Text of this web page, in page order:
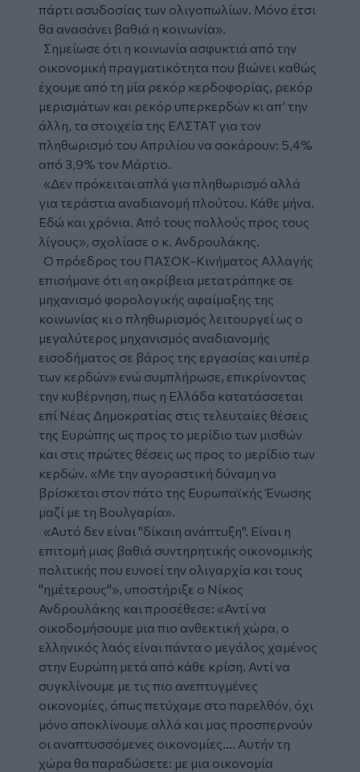
πάρτι ασυδοσίας των ολιγοπωλίων. Μόνο έτσι
θα ανασάνει βαθιά η κοινωνία».
Σημείωσε ότι η κοινωνία ασφυκτιά από την
οικονομική πραγματικότητα που βιώνει καθώς
έχουμε από τη μία ρεκόρ κερδοφορίας, ρεκόρ
μερισμάτων και ρεκόρ υπερκερδών κι απ’ την
άλλη, τα στοιχεία της ΕΛΣΤΑΤ για τον
πληθωρισμό του Απριλίου να σοκάρουν: 5,4%
από 3,9% τον Μάρτιο.
«Δεν πρόκειται απλά για πληθωρισμό αλλά
για τεράστια αναδιανομή πλούτου. Κάθε μήνα.
Εδώ και χρόνια. Από τους πολλούς προς τους
λίγους», σχολίασε ο κ. Ανδρουλάκης.
Ο πρόεδρος του ΠΑΣΟΚ-Κινήματος Αλλαγής
επισήμανε ότι «η ακρίβεια μετατράπηκε σε
μηχανισμό φορολογικής αφαίμαξης της
κοινωνίας κι ο πληθωρισμός λειτουργεί ως ο
μεγαλύτερος μηχανισμός αναδιανομής
εισοδήματος σε βάρος της εργασίας και υπέρ
των κερδών» ενώ συμπλήρωσε, επικρίνοντας
την κυβέρνηση, πως η Ελλάδα κατατάσσεται
επί Νέας Δημοκρατίας στις τελευταίες θέσεις
της Ευρώπης ως προς το μερίδιο των μισθών
και στις πρώτες θέσεις ως προς το μερίδιο των
κερδών. «Με την αγοραστική δύναμη να
βρίσκεται στον πάτο της Ευρωπαϊκής Ένωσης
μαζί με τη Βουλγαρία».
«Αυτό δεν είναι "δίκαιη ανάπτυξη". Είναι η
επιτομή μιας βαθιά συντηρητικής οικονομικής
πολιτικής που ευνοεί την ολιγαρχία και τους
"ημέτερους"», υποστήριξε ο Νίκος
Ανδρουλάκης και προσέθεσε: «Αντί να
οικοδομήσουμε μια πιο ανθεκτική χώρα, ο
ελληνικός λαός είναι πάντα ο μεγάλος χαμένος
στην Ευρώπη μετά από κάθε κρίση. Αντί να
συγκλίνουμε με τις πιο ανεπτυγμένες
οικονομίες, όπως πετύχαμε στο παρελθόν, όχι
μόνο αποκλίνουμε αλλά και μας προσπερνούν
οι αναπτυσσόμενες οικονομίες.... Αυτήν τη
χώρα θα παραδώσετε: με μια οικονομία